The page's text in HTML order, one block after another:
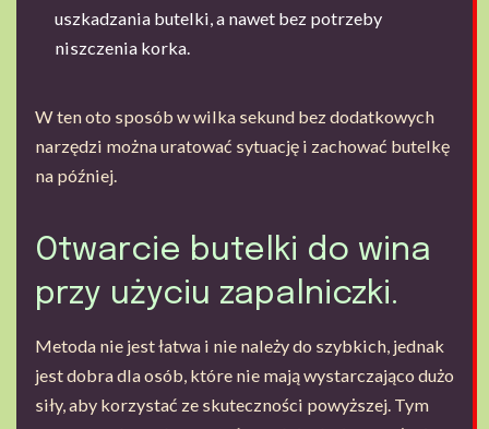
uszkadzania butelki, a nawet bez potrzeby
niszczenia korka.
W ten oto sposób w wilka sekund bez dodatkowych
narzędzi można uratować sytuację i zachować butelkę
na później.
Otwarcie butelki do wina
przy użyciu zapalniczki.
Metoda nie jest łatwa i nie należy do szybkich, jednak
jest dobra dla osób, które nie mają wystarczająco dużo
siły, aby korzystać ze skuteczności powyższej. Tym